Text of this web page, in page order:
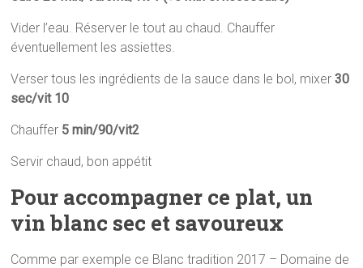
Vider l’eau. Réserver le tout au chaud. Chauffer
éventuellement les assiettes.
Verser tous les ingrédients de la sauce dans le bol, mixer30
sec/vit 10
Chauffer 5 min/90/vit2
Servir chaud, bon appétit
Pour accompagner ce plat, un
vin blanc sec et savoureux
Comme par exemple ce Blanc tradition 2017 – Domaine de